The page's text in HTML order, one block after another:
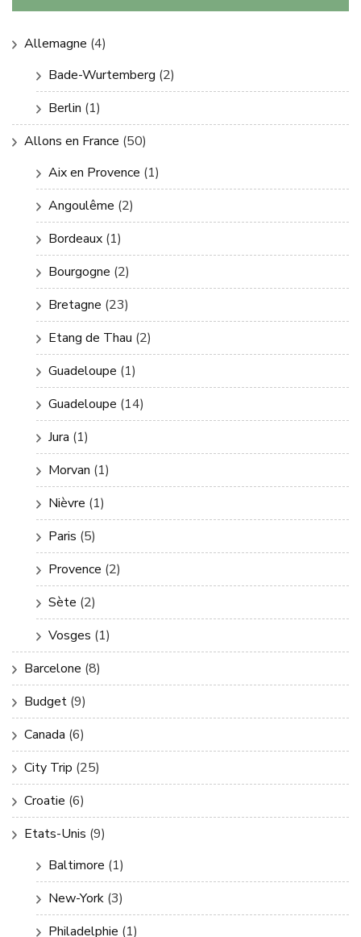
Allemagne (4)
Bade-Wurtemberg (2)
Berlin (1)
Allons en France (50)
Aix en Provence (1)
Angoulême (2)
Bordeaux (1)
Bourgogne (2)
Bretagne (23)
Etang de Thau (2)
Guadeloupe (1)
Guadeloupe (14)
Jura (1)
Morvan (1)
Nièvre (1)
Paris (5)
Provence (2)
Sète (2)
Vosges (1)
Barcelone (8)
Budget (9)
Canada (6)
City Trip (25)
Croatie (6)
Etats-Unis (9)
Baltimore (1)
New-York (3)
Philadelphie (1)